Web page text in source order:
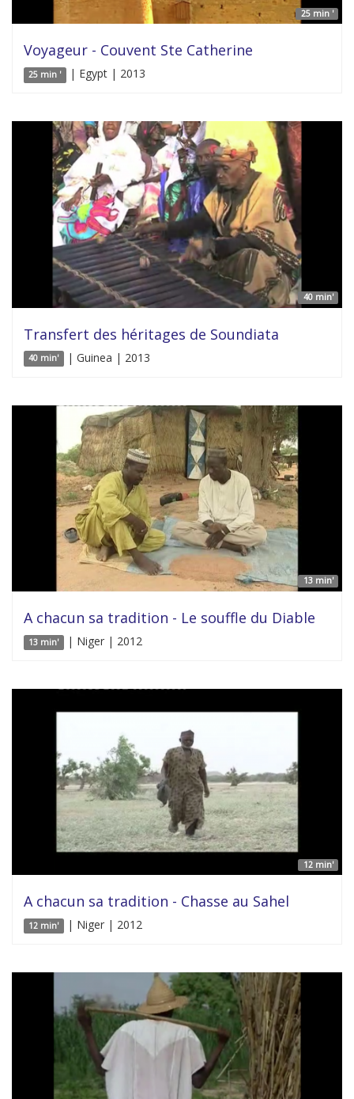
25 min '
Voyageur - Couvent Ste Catherine
25 min ' | Egypt | 2013
40 min'
Transfert des héritages de Soundiata
40 min' | Guinea | 2013
13 min'
A chacun sa tradition - Le souffle du Diable
13 min' | Niger | 2012
12 min'
A chacun sa tradition - Chasse au Sahel
12 min' | Niger | 2012